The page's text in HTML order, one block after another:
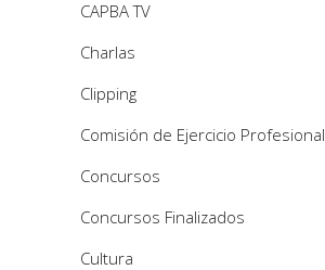
CAPBA TV
Charlas
Clipping
Comisión de Ejercicio Profesional
Concursos
Concursos Finalizados
Cultura